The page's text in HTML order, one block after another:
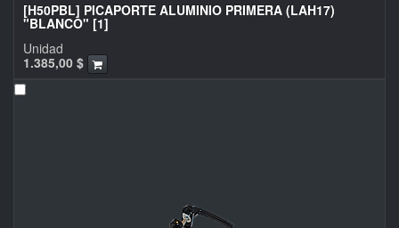
[H50PBL] PICAPORTE ALUMINIO PRIMERA (LAH17)
"BLANCO" [1]
1.385,00 $
Unidad